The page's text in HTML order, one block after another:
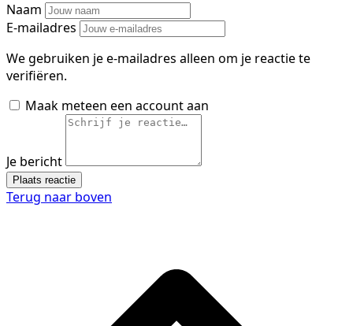
Naam
E-mailadres
We gebruiken je e-mailadres alleen om je reactie te
verifiëren.
Maak meteen een account aan
Je bericht
Plaats reactie
Terug naar boven